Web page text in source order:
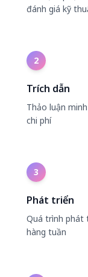
đánh giá kỹ
2
Trích dẫn
Thảo luận
chi phí
3
Phát triển
Quá trình phát
hàng tuần